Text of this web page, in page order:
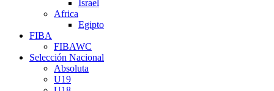
Israel
Africa
Egipto
FIBA
FIBAWC
Selección Nacional
Absoluta
U19